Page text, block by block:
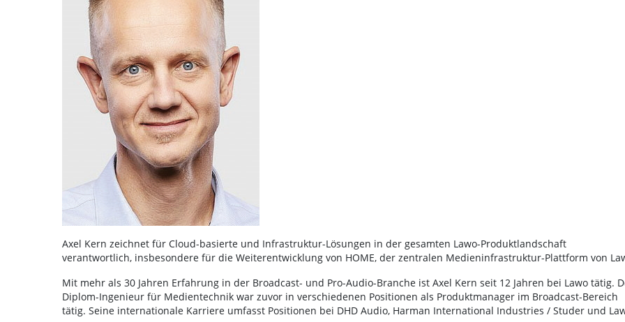
Axel Kern zeichnet für Cloud-basierte und Infrastruktur-Lösungen in der gesamten Lawo-Produktlandschaft
verantwortlich, insbesondere für die Weiterentwicklung von HOME, der zentralen Medieninfrastruktur-Plattform von
Mit mehr als 30 Jahren Erfahrung in der Broadcast- und Pro-Audio-Branche ist Axel Kern seit 12 Jahren bei Lawo tätig.
Diplom-Ingenieur für Medientechnik war zuvor in verschiedenen Positionen als Produktmanager im Broadcast-Bereich
tätig. Seine internationale Karriere umfasst Positionen bei DHD Audio, Harman International Industries / Studer und